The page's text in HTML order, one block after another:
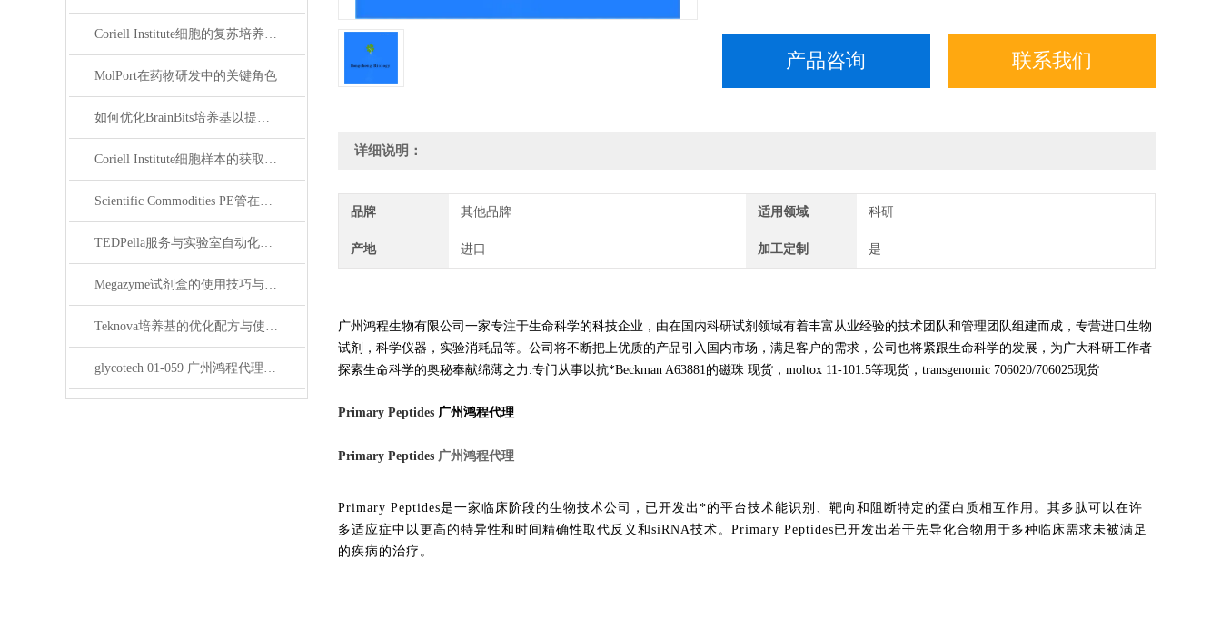
Coriell Institute细胞的复苏培养与质量控制规范
MolPort在药物研发中的关键角色
如何优化BrainBits培养基以提高实验效果？
Coriell Institute细胞样本的获取与应用指南
Scientific Commodities PE管在环保实验中的作用
TEDPella服务与实验室自动化设备的整合
Megazyme试剂盒的使用技巧与实验优化方法
Teknova培养基的优化配方与使用技巧
glycotech 01-059 广州鸿程代理：开启糖生物学研究新征程
产品咨询 联系我们
详细说明：
品牌 其他品牌 适用领域 科研
产地 进口 加工定制 是
广州鸿程生物有限公司一家专注于生命科学的科技企业，由在国内科研试剂领域有着丰富从业经验的技术团队和管理团队组建而成，专营进口生物
试剂，科学仪器，实验消耗品等。公司将不断把上优质的产品引入国内市场，满足客户的需求，公司也将紧跟生命科学的发展，为广大科研工作者
探索生命科学的奥秘奉献绵薄之力.专门从事以抗*Beckman A63881的磁珠 现货，moltox 11-101.5等现货，transgenomic 706020/706025现货
Primary Peptides 广州鸿程代理
Primary Peptides 广州鸿程代理
Primary Peptides是一家临床阶段的生物技术公司，已开发出*的平台技术能识别、靶向和阻断特定的蛋白质相互作用。其多肽可以在许
多适应症中以更高的特异性和时间精确性取代反义和siRNA技术。Primary Peptides已开发出若干先导化合物用于多种临床需求未被满足
的疾病的治疗。